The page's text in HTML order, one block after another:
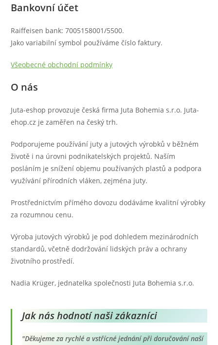
Bankovní účet
Raiffeisen bank: 7005158001/5500.
Jako variabilní symbol používáme číslo faktury.
Všeobecné obchodní podmínky
O nás
Juta-eshop provozuje česká firma Juta Bohemia s.r.o. Juta-
ehop.cz je zaměřen na český trh.
Podporujeme používání juty a jutových výrobků v běžném
životě i na úrovni podnikatelských projektů. Naším
posláním je snížení objemu používaných plastů a podpora
využívání přírodních vláken, zejména juty.
Prostřednictvím přímého dovozu dodáváme kvalitní výrobky
za rozumnou cenu.
Výroba jutových výrobků je pod dohledem mezinárodních
standardů, včetně dodržování lidských práv a ochrany
životního prostředí.
Nadia Krüger, jednatelka společnosti Juta Bohemia s.r.o.
Jak nás hodnotí naši zákazníci
"Děkujeme za rychlé a vstřícné jednání při doručování naší